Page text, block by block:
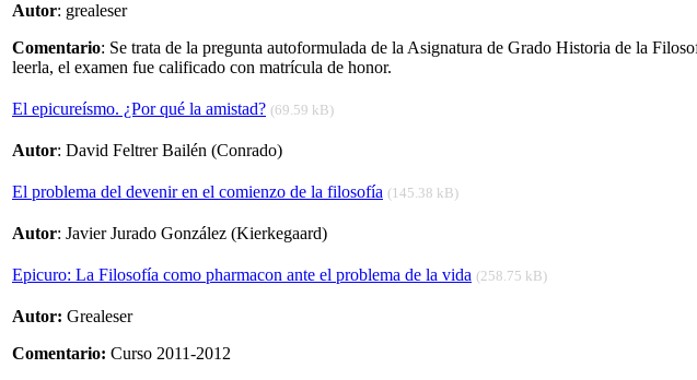
Autor: grealeser
Comentario: Se trata de la pregunta autoformulada de la Asignatura de Grado Historia de la
leerla, el examen fue calificado con matrícula de honor.
El epicureísmo. ¿Por qué la amistad? (69.59 kB)
Autor: David Feltrer Bailén (Conrado)
El problema del devenir en el comienzo de la filosofía (145.38 kB)
Autor: Javier Jurado González (Kierkegaard)
Epicuro: La Filosofía como pharmacon ante el problema de la vida (258.75 kB)
Autor: Grealeser
Comentario: Curso 2011-2012